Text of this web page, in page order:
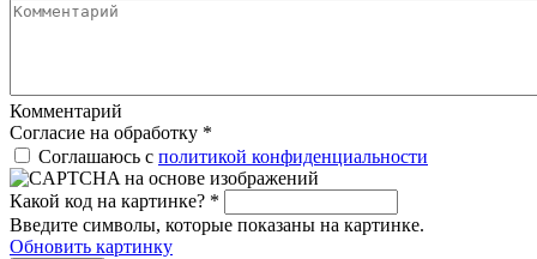
Комментарий
Согласие на обработку *
Соглашаюсь с политикой конфиденциальности
Какой код на картинке? *
Введите символы, которые показаны на картинке.
Обновить картинку